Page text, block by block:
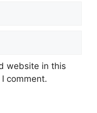
website in this
comment.